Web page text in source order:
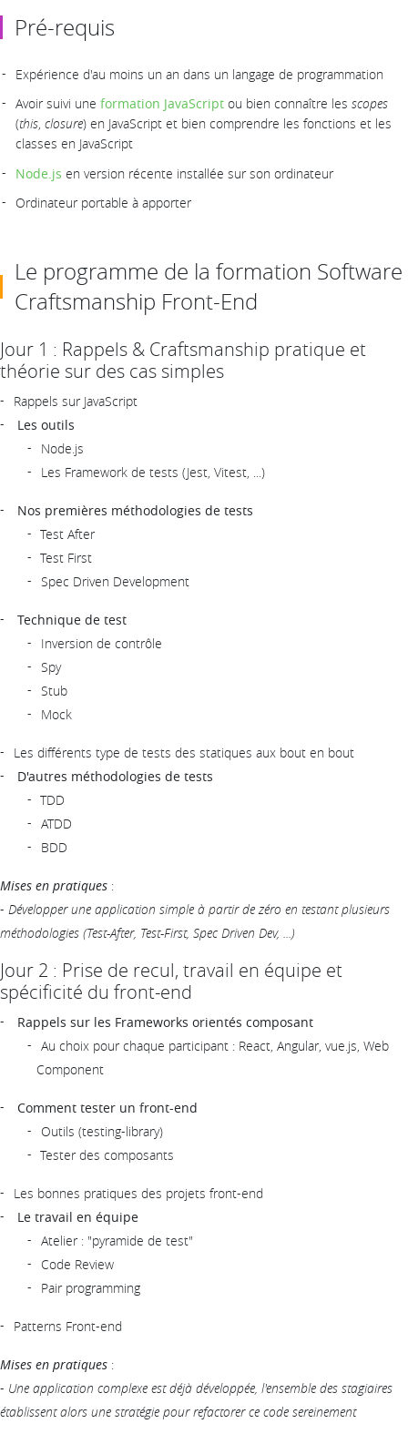
Pré-requis
Expérience d'au moins un an dans un langage de programmation
Avoir suivi une formation JavaScript ou bien connaître les scopes
(this, closure) en JavaScript et bien comprendre les fonctions et les
classes en JavaScript
Node.js en version récente installée sur son ordinateur
Ordinateur portable à apporter
Le programme de la formation Software
Craftsmanship Front-End
Jour 1 : Rappels & Craftsmanship pratique et
théorie sur des cas simples
Rappels sur JavaScript
Les outils
Node.js
Les Framework de tests (Jest, Vitest, ...)
Nos premières méthodologies de tests
Test After
Test First
Spec Driven Development
Technique de test
Inversion de contrôle
Spy
Stub
Mock
Les différents type de tests des statiques aux bout en bout
D'autres méthodologies de tests
TDD
ATDD
BDD
Mises en pratiques :
- Développer une application simple à partir de zéro en testant plusieurs
méthodologies (Test-After, Test-First, Spec Driven Dev, ...)
Jour 2 : Prise de recul, travail en équipe et
spécificité du front-end
Rappels sur les Frameworks orientés composant
Au choix pour chaque participant : React, Angular, vue.js, Web
Component
Comment tester un front-end
Outils (testing-library)
Tester des composants
Les bonnes pratiques des projets front-end
Le travail en équipe
Atelier : "pyramide de test"
Code Review
Pair programming
Patterns Front-end
Mises en pratiques :
- Une application complexe est déjà développée, l'ensemble des stagiaires
établissent alors une stratégie pour refactorer ce code sereinement